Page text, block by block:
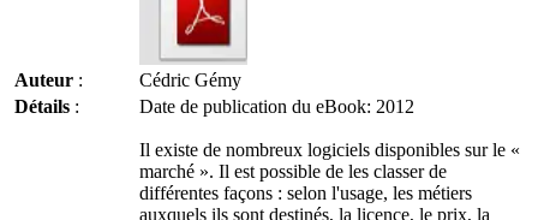
Auteur :
Cédric Gémy
Détails : Date de publication du eBook: 2012
Il existe de nombreux logiciels disponibles sur le «
marché ». Il est possible de les classer de
différentes façons : selon l'usage, les métiers
auxquels ils sont destinés, la licence, le prix, la